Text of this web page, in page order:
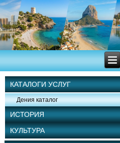
КАТАЛОГИ УСЛУГ
Дения каталог
ИСТОРИЯ
КУЛЬТУРА